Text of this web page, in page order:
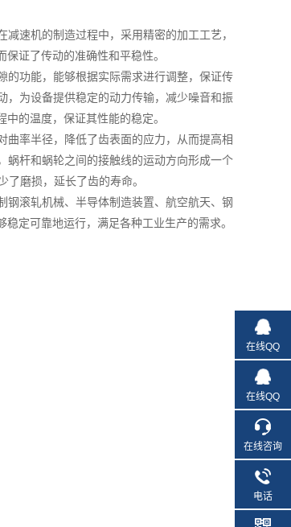
速机的制造过程中，采用精密的加工工艺，
证了传动的准确性和平稳性。
的功能，能够根据实际需求进行调整，保证传
，为设备提供稳定的动力传输，减少噪音和振
的温度，保证其性能的稳定。
率半径，降低了齿表面的应力，从而提高相
蜗杆和蜗轮之间的接触线的运动方向形成一个
磨损，延长了齿的寿命。
滚轧机械、半导体制造装置、航空航天、钢
定可靠地运行，满足各种工业生产的需求。
在线QQ
在线QQ
在线咨询
电话